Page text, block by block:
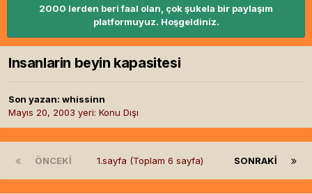
2000 lerden beri faal olan, çok şukela bir paylaşım
platformuyuz. Hoşgeldiniz.
Insanlarin beyin kapasitesi
Son yazan: whissinn
Mayıs 20, 2003 yeri: Konu Dışı
ÖNCEKI SONRAKI
1.sayfa (Toplam 6 sayfa)